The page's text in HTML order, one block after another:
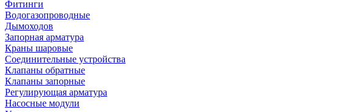
Фитинги
Водогазопроводные
Дымоходов
Запорная арматура
Краны шаровые
Соединительные устройства
Клапаны обратные
Клапаны запорные
Регулирующая арматура
Насосные модули